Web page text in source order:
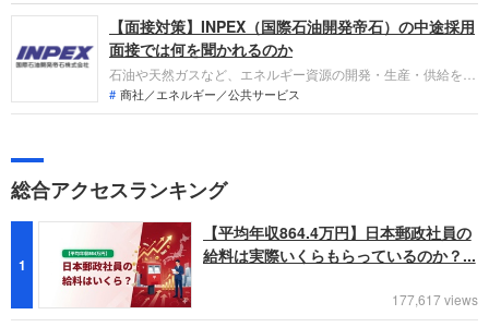
【面接対策】INPEX（国際石油開発帝石）の中途採用
面接では何を聞かれるのか
石油や天然ガスなど、エネルギー資源の開発・生産・供給を手
がける国際石油開発帝石への転職。採用面接は新卒の場合と違
い、これまでの仕事への取り組み方や成果を具体的に問われる
されるので事前にしっかり対策しましょう。
商社／エネルギー／公共サービス
総合アクセスランキング
1
【平均年収864.4万円】日本郵政社員の
給料は実際いくらもらっているのか？...
177,617 views